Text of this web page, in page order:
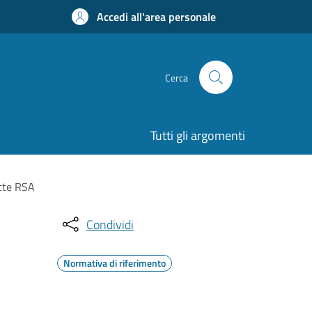
Accedi all'area personale
Cerca
Tutti gli argomenti
RSA
Condividi
Normativa di riferimento